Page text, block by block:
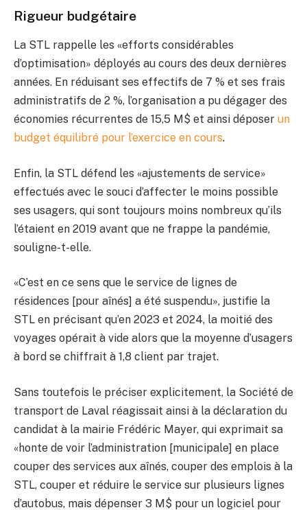
Rigueur budgétaire
La STL rappelle les «efforts considérables
d’optimisation» déployés au cours des deux dernières
années. En réduisant ses effectifs de 7 % et ses frais
administratifs de 2 %, l’organisation a pu dégager des
économies récurrentes de 15,5 M$ et ainsi déposer un
budget équilibré pour l’exercice en cours.
Enfin, la STL défend les «ajustements de service»
effectués avec le souci d’affecter le moins possible
ses usagers, qui sont toujours moins nombreux qu’ils
l’étaient en 2019 avant que ne frappe la pandémie,
souligne-t-elle.
«C’est en ce sens que le service de lignes de
résidences [pour aînés] a été suspendu», justifie la
STL en précisant qu’en 2023 et 2024, la moitié des
voyages opérait à vide alors que la moyenne d’usagers
à bord se chiffrait à 1,8 client par trajet.
Sans toutefois le préciser explicitement, la Société de
transport de Laval réagissait ainsi à la déclaration du
candidat à la mairie Frédéric Mayer, qui exprimait sa
«honte de voir l’administration [municipale] en place
couper des services aux aînés, couper des emplois à la
STL, couper et réduire le service sur plusieurs lignes
d’autobus, mais dépenser 3 M$ pour un logiciel pour